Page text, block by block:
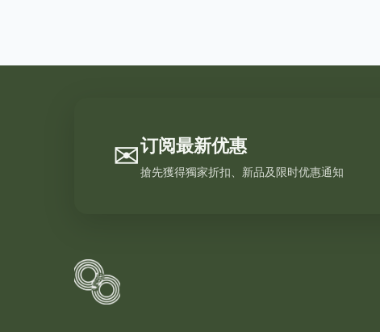
✉订阅最新优惠
搶先獲得獨家折扣、新品及限时优惠通知